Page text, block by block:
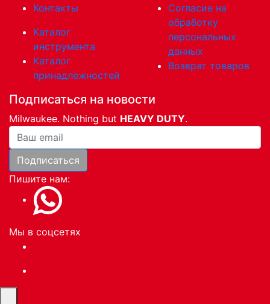
Контакты
Каталог
инструмента
Каталог
принадлежностей
Согласие на
обработку
персональных
данных
Возврат товаров
Подписаться на новости
Milwaukee. Nothing but HEAVY DUTY.
Ваша почта
Подписаться
Пишите нам:
Мы в соцсетях